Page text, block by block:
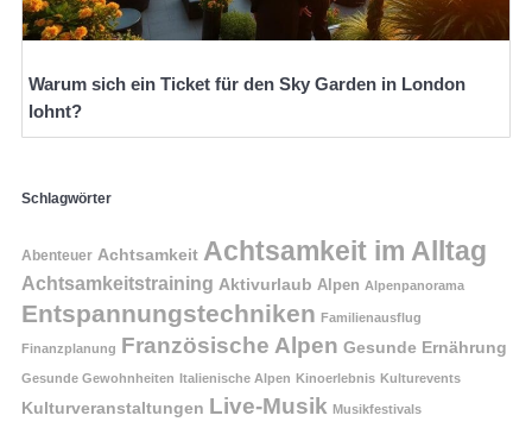
Warum sich ein Ticket für den Sky Garden in London
lohnt?
Schlagwörter
Abenteuer Achtsamkeit Achtsamkeit im Alltag
Achtsamkeitstraining Aktivurlaub Alpen Alpenpanorama
Entspannungstechniken Familienausflug
Finanzplanung Französische Alpen Gesunde Ernährung
Gesunde Gewohnheiten Italienische Alpen Kinoerlebnis Kulturevents
Kulturveranstaltungen Live-Musik Musikfestivals